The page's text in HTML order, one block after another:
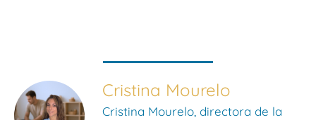
Cristina Mourelo
Cristina Mourelo, directora de la